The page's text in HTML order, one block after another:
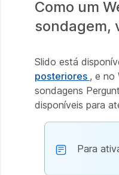
Como um
sondagem,
Slido está
posteriores , e no
sondagens
disponíveis para
Para